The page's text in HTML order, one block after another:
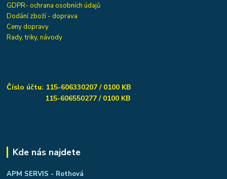
GDPR- ochrana osobních údajů
Dodání zboží - doprava
Ceny dopravy
Rady, triky, návody
Číslo účtu: 115-606330207 / 0100 KB
115-606550277 / 0100 KB
Kde nás najdete
APM SERVIS - Rothová